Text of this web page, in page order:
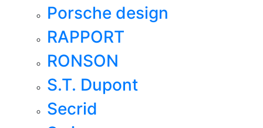
Porsche design
RAPPORT
RONSON
S.T. Dupont
Secrid